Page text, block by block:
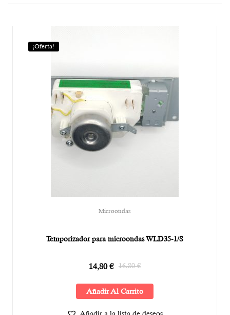
¡Oferta!
Microondas
Temporizador para microondas WLD35-1/S
16,80€
14,80€
Añadir Al Carrito